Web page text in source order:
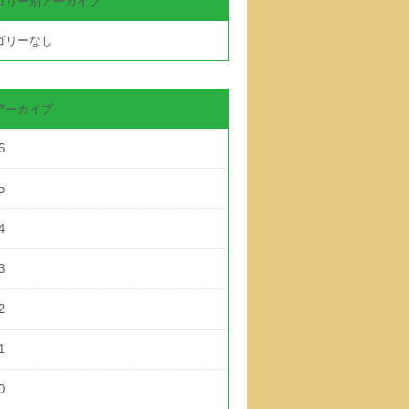
リーなし
ーカイブ